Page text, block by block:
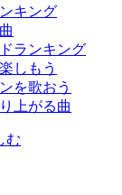
キング
ランキング
しもう
を歌おう
上がる曲
む